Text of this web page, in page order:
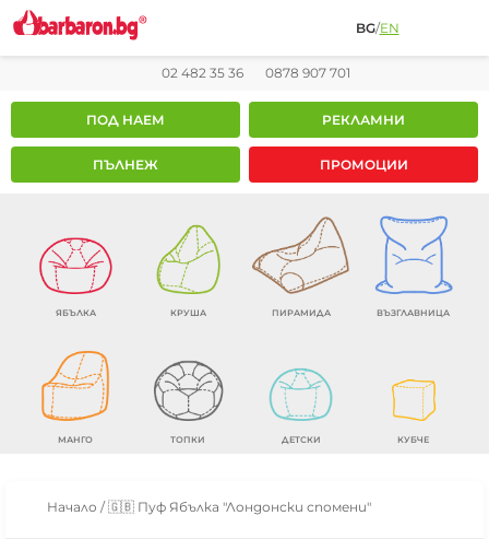
BG/EN
02 482 35 36 0878 907 701
ПОД НАЕМ РЕКЛАМНИ
ПЪЛНЕЖ ПРОМОЦИИ
ЯБЪЛКА КРУША ПИРАМИДА ВЪЗГЛАВНИЦА
МАНГО ТОПКИ ДЕТСКИ КУБЧЕ
Начало /🇬🇧 Пуф Ябълка "Лондонски спомени"